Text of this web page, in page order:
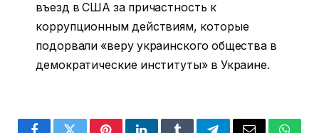
въезд в США за причастность к
коррупционным действиям, которые
подорвали «веру украинского общества в
демократические институты» в Украине.